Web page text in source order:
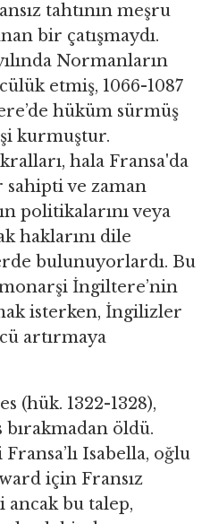
tahtının meşru
bir çatışmaydı.
Normanların
etmiş, 1066-1087
hüküm sürmüş
kurmuştur.
hala Fransa'da
sahipti ve zaman
politikalarını veya
haklarını dile
bulunuyorlardı. Bu
İngiltere’nin
isterken, İngilizler
artırmaya
(hük. 1322-1328),
öldü.
Fransa’lı Isabella, oğlu
için Fransız
ancak bu talep,